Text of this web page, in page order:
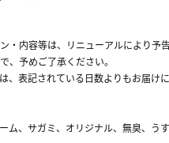
・内容等は、リニューアルにより予
、予めご了承ください。
、表記されている日数よりもお届け
ム、サガミ、オリジナル、無臭、う